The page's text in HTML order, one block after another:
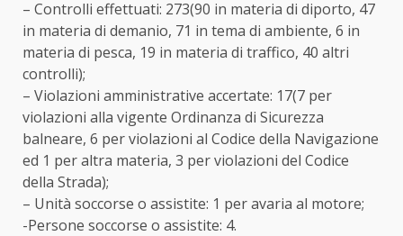
– Controlli effettuati: 273(90 in materia di diporto, 47
in materia di demanio, 71 in tema di ambiente, 6 in
materia di pesca, 19 in materia di traffico, 40 altri
controlli);
– Violazioni amministrative accertate: 17(7 per
violazioni alla vigente Ordinanza di Sicurezza
balneare, 6 per violazioni al Codice della Navigazione
ed 1 per altra materia, 3 per violazioni del Codice
della Strada);
– Unità soccorse o assistite: 1 per avaria al motore;
-Persone soccorse o assistite: 4.